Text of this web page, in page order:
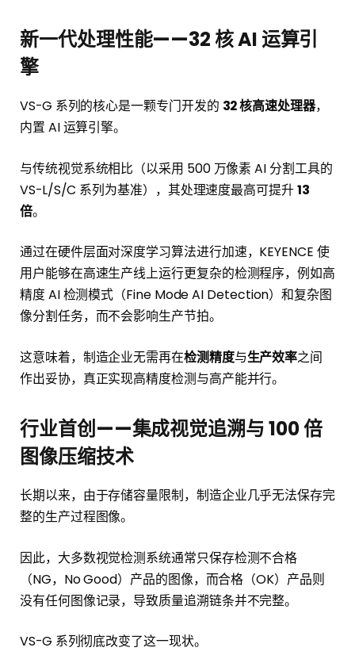
新一代处理性能——32 核 AI 运算引
擎
VS-G 系列的核心是一颗专门开发的 32 核高速处理器，
内置 AI 运算引擎。
与传统视觉系统相比（以采用 500 万像素 AI 分割工具的
VS-L/S/C 系列为基准），其处理速度最高可提升13
倍。
通过在硬件层面对深度学习算法进行加速，KEYENCE 使
用户能够在高速生产线上运行更复杂的检测程序，例如高
精度 AI 检测模式（Fine Mode AI Detection）和复杂图
像分割任务，而不会影响生产节拍。
这意味着，制造企业无需再在检测精度与生产效率之间
作出妥协，真正实现高精度检测与高产能并行。
行业首创——集成视觉追溯与 100 倍
图像压缩技术
长期以来，由于存储容量限制，制造企业几乎无法保存完
整的生产过程图像。
因此，大多数视觉检测系统通常只保存检测不合格
（NG，No Good）产品的图像，而合格（OK）产品则
没有任何图像记录，导致质量追溯链条并不完整。
VS-G 系列彻底改变了这一现状。